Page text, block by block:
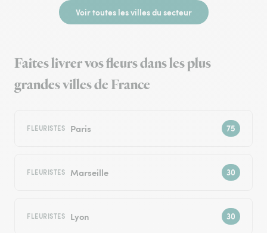
Voir toutes les villes du secteur
Faites livrer vos fleurs dans les plus
grandes villes de France
FLEURISTES Paris
FLEURISTES Marseille
FLEURISTES Lyon